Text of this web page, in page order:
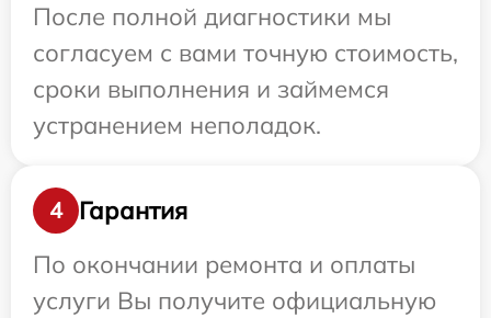
После полной диагностики мы
согласуем с вами точную стоимость,
сроки выполнения и займемся
устранением неполадок.
4
Гарантия
По окончании ремонта и оплаты
услуги Вы получите официальную